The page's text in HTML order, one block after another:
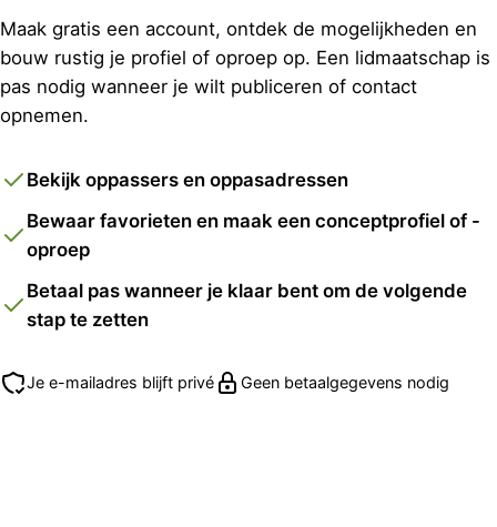
Maak gratis een account, ontdek de mogelijkheden en
bouw rustig je profiel of oproep op. Een lidmaatschap is
pas nodig wanneer je wilt publiceren of contact
opnemen.
Bekijk oppassers en oppasadressen
Bewaar favorieten en maak een conceptprofiel of -
oproep
Betaal pas wanneer je klaar bent om de volgende
stap te zetten
Je e-mailadres blijft privé Geen betaalgegevens nodig